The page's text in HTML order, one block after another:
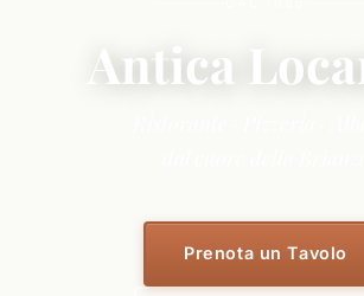
Antica
Prenota un Tavolo